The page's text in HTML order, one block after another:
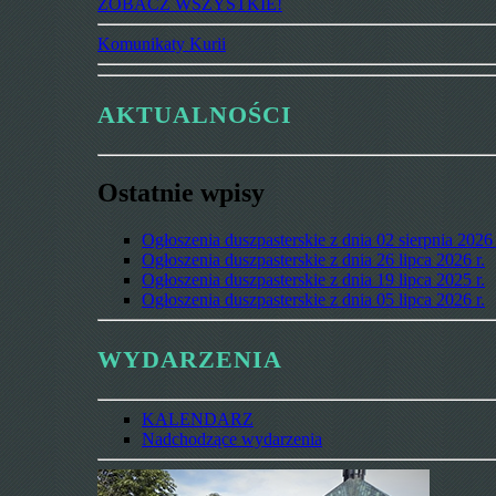
ZOBACZ WSZYSTKIE!
Komunikaty Kurii
AKTUALNOŚCI
Ostatnie wpisy
Ogłoszenia duszpasterskie z dnia 02 sierpnia 2026
Ogłoszenia duszpasterskie z dnia 26 lipca 2026 r.
Ogłoszenia duszpasterskie z dnia 19 lipca 2025 r.
Ogłoszenia duszpasterskie z dnia 05 lipca 2026 r.
WYDARZENIA
KALENDARZ
Nadchodzące wydarzenia